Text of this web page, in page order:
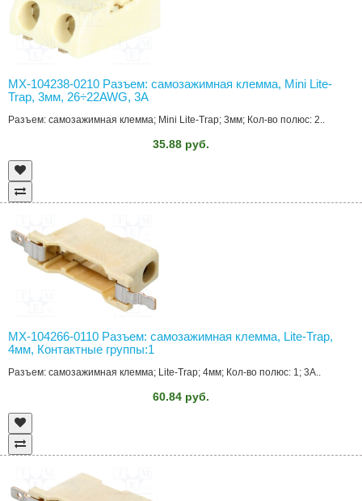
MX-104238-0210 Разъем: самозажимная клемма, Mini Lite-
Trap, 3мм, 26÷22AWG, 3А
Разъем: самозажимная клемма; Mini Lite-Trap; 3мм; Кол-во полюс: 2..
35.88 руб.
MX-104266-0110 Разъем: самозажимная клемма, Lite-Trap,
4мм, Контактные группы:1
Разъем: самозажимная клемма; Lite-Trap; 4мм; Кол-во полюс: 1; 3А..
60.84 руб.